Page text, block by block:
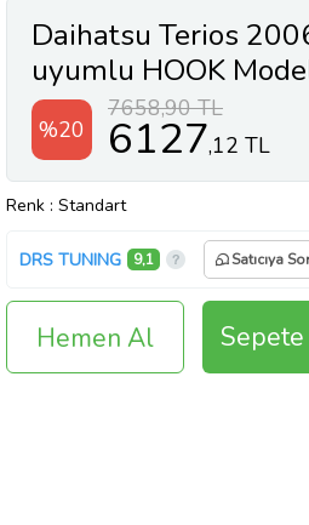
Daihatsu Terios
uyumlu HOOK
Atkı Tavan Barı GRİ
%20
7658,90 TL
6127,12 TL
Renk : Standart
DRS TUNING 9,1 Satıcıya Sor
Hemen Al